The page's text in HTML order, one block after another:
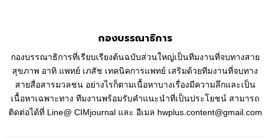
กองบรรณาธิการ
กองบรรณาธิการที่เรียบเรียงต้นฉบับส่วนใหญ่เป็นทีมงานที่จบทางสาย
สุขภาพ อาทิ แพทย์ เภสัช เทคนิคการแพทย์ เสริมด้วยทีมงานที่จบทาง
สายสื่อสารมวลชน อย่างไรก็ตามเนื้อหาบางเรื่องมีความลึกและเป็น
เนื้อหาเฉพาะทาง ทีมงานพร้อมรับคำแนะนำที่เป็นประโยชน์ สามารถ
ติดต่อได้ที่ Line@ CIMjournal และ อีเมล hwplus.content@gmail.com